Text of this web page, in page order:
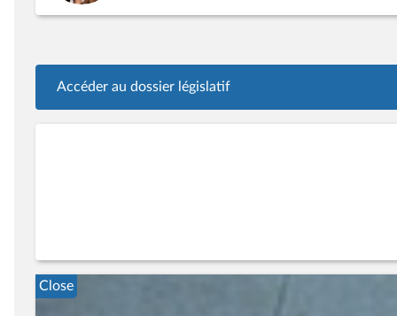
Accéder au dossier législatif
Close